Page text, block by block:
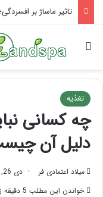
تاثیر ماساژ بر
جستجو برای
تغذیه
چه کسانی
دلیل آن
میلاد اعتمادی فر دی 26, 1403
خواندن این مطلب 5 دقیقه زمان میبرد